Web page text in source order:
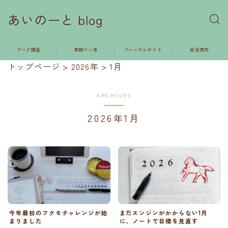
あいのーと blog
ワーク講座 早朝ペン活 パーソナルガイド 総合案内
トップページ > 2026年 >1月
ARCHIVES
2026年1月
今年最初のフクモチャレンジが始
まりました
まだエンジンがかからない1月
に、ノートで目標を見直す